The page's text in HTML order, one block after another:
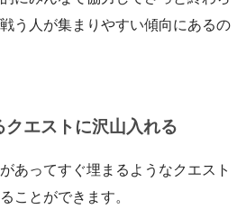
う人が集まりやすい傾向にあるの
エストに沢山入れる
あってすぐ埋まるようなクエスト
ことができます。